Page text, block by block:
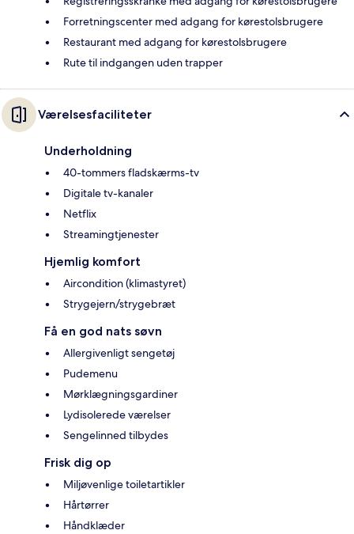
Forretningscenter med adgang for kørestolsbrugere
Restaurant med adgang for kørestolsbrugere
Rute til indgangen uden trapper
Værelsesfaciliteter
Underholdning
40-tommers fladskærms-tv
Digitale tv-kanaler
Netflix
Streamingtjenester
Hjemlig komfort
Aircondition (klimastyret)
Strygejern/strygebræt
Få en god nats søvn
Allergivenligt sengetøj
Pudemenu
Mørklægningsgardiner
Lydisolerede værelser
Sengelinned tilbydes
Frisk dig op
Miljøvenlige toiletartikler
Hårtørrer
Håndklæder